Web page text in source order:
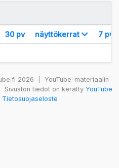
30 pv näyttökerrat 7 pv
2026
YouTube-materiaalin
Sivuston tiedot on kerätty YouTube
Tietosuojaseloste